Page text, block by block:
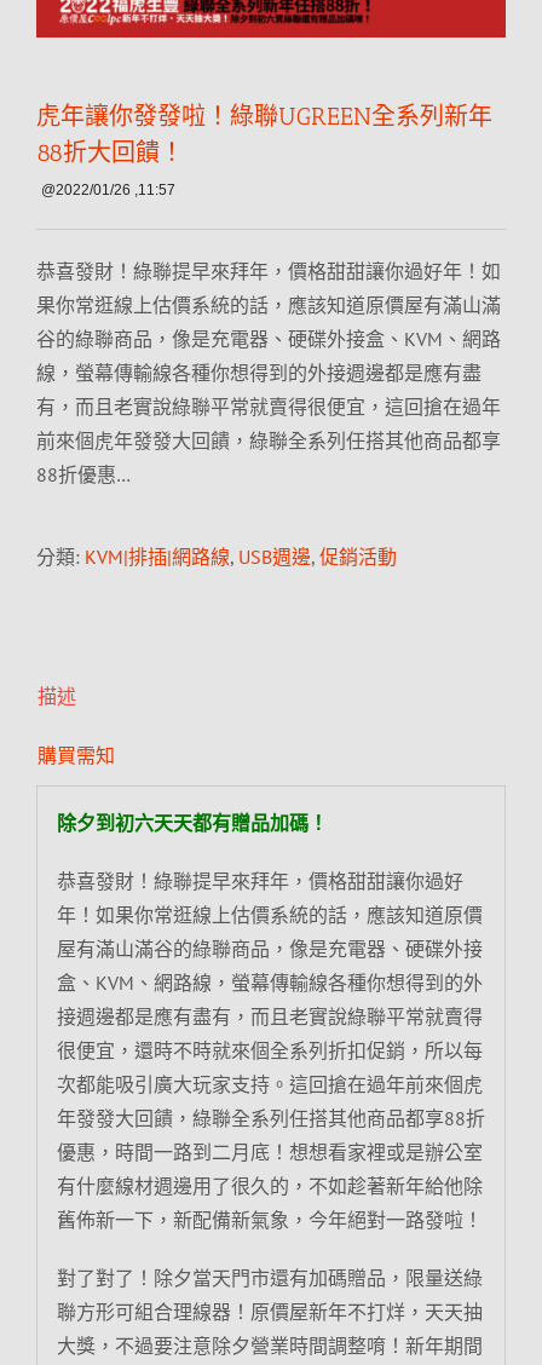
虎年讓你發發啦！綠聯UGREEN全系列新年
88折大回饋！
@2022/01/26 ,11:57
恭喜發財！綠聯提早來拜年，價格甜甜讓你過好年！如
果你常逛線上估價系統的話，應該知道原價屋有滿山滿
谷的綠聯商品，像是充電器、硬碟外接盒、KVM、網路
線，螢幕傳輸線各種你想得到的外接週邊都是應有盡
有，而且老實說綠聯平常就賣得很便宜，這回搶在過年
前來個虎年發發大回饋，綠聯全系列任搭其他商品都享
88折優惠…
分類: KVM|排插|網路線, USB週邊, 促銷活動
描述
購買需知
除夕到初六天天都有贈品加碼！
恭喜發財！綠聯提早來拜年，價格甜甜讓你過好
年！如果你常逛線上估價系統的話，應該知道原價
屋有滿山滿谷的綠聯商品，像是充電器、硬碟外接
盒、KVM、網路線，螢幕傳輸線各種你想得到的外
接週邊都是應有盡有，而且老實說綠聯平常就賣得
很便宜，還時不時就來個全系列折扣促銷，所以每
次都能吸引廣大玩家支持。這回搶在過年前來個虎
年發發大回饋，綠聯全系列任搭其他商品都享88折
優惠，時間一路到二月底！想想看家裡或是辦公室
有什麼線材週邊用了很久的，不如趁著新年給他除
舊佈新一下，新配備新氣象，今年絕對一路發啦！
對了對了！除夕當天門市還有加碼贈品，限量送綠
聯方形可組合理線器！原價屋新年不打烊，天天抽
大獎，不過要注意除夕營業時間調整唷！新年期間